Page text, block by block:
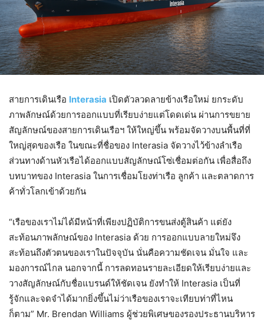
สายการเดินเรือ Interasia เปิดตัวลวดลายข้างเรือใหม่ ยกระดับ
ภาพลักษณ์ด้วยการออกแบบที่เรียบง่ายแต่โดดเด่น ผ่านการขยาย
สัญลักษณ์ของสายการเดินเรือฯ ให้ใหญ่ขึ้น พร้อมจัดวางบนพื้นที่ที่
ใหญ่สุดของเรือ ในขณะที่ชื่อของ Interasia จัดวางไว้ข้างลำเรือ
ส่วนทางด้านหัวเรือได้ออกแบบสัญลักษณ์โซ่เชื่อมต่อกัน เพื่อสื่อถึง
บทบาทของ Interasia ในการเชื่อมโยงท่าเรือ ลูกค้า และตลาดการ
ค้าทั่วโลกเข้าด้วยกัน
“เรือของเราไม่ได้มีหน้าที่เพียงปฏิบัติการขนส่งตู้สินค้า แต่ยัง
สะท้อนภาพลักษณ์ของ Interasia ด้วย การออกแบบลายใหม่จึง
สะท้อนถึงตัวตนของเราในปัจจุบัน นั่นคือความชัดเจน มั่นใจ และ
มองการณ์ไกล นอกจากนี้ การลดทอนรายละเอียดให้เรียบง่ายและ
วางสัญลักษณ์กับชื่อแบรนด์ให้ชัดเจน ยังทำให้ Interasia เป็นที่
รู้จักและจดจำได้มากยิ่งขึ้นไม่ว่าเรือของเราจะเทียบท่าที่ไหน
ก็ตาม” Mr. Brendan Williams ผู้ช่วยพิเศษของรองประธานบริหาร